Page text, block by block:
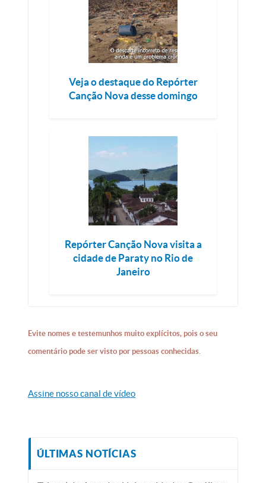
Veja o destaque do Repórter
Canção Nova desse domingo
Repórter Canção Nova visita a
cidade de Paraty no Rio de
Janeiro
Evite nomes e testemunhos muito explícitos, pois o seu
comentário pode ser visto por pessoas conhecidas.
Assine nosso canal de vídeo
ÚLTIMAS NOTÍCIAS